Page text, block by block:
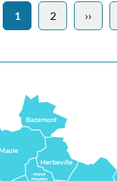
1 2 ››